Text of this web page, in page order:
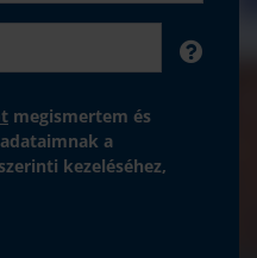
megismertem és
a
kezeléséhez,